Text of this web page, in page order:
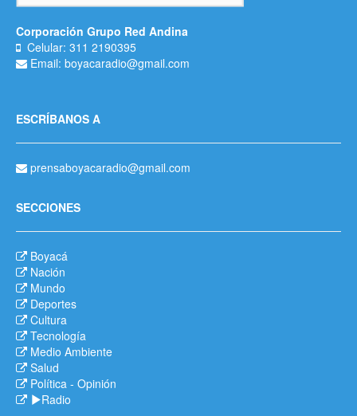
Corporación Grupo Red Andina
Celular: 311 2190395
Email: boyacaradio@gmail.com
ESCRÍBANOS A
prensaboyacaradio@gmail.com
SECCIONES
Boyacá
Nación
Mundo
Deportes
Cultura
Tecnología
Medio Ambiente
Salud
Política - Opinión
Radio